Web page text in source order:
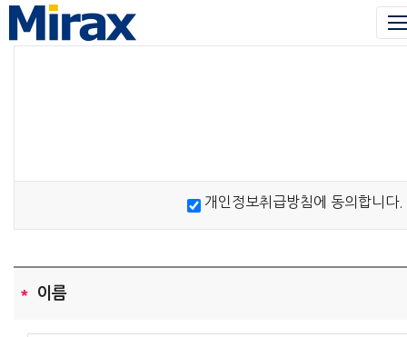
개인정보취급방침에 동의합니다.
* 이름